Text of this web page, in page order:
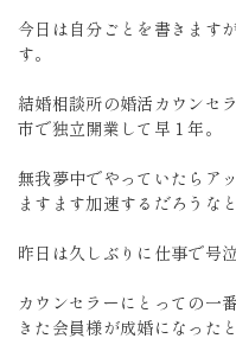
今日は自分ごとを書きます
す。
結婚相談所の婚活カウンセ
市で独立開業して早１年。
無我夢中でやっていたらア
ますます加速するだろうな
昨日は久しぶりに仕事で号
カウンセラーにとっての一
きた会員様が成婚になった